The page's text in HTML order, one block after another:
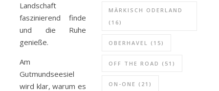
Landschaft
faszinierend finde
und die Ruhe
genieße.
Am
Gutmundseesiel
wird klar, warum es
MÄRKISCH ODERLAND
(16)
OBERHAVEL (15)
OFF THE ROAD (51)
ON-ONE (21)